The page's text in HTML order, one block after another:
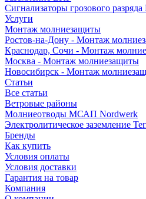
Сигнализаторы грозового
Услуги
Монтаж молниезащиты
Ростов-на-Дону - Монтаж
Краснодар, Сочи - Монтаж
Москва - Монтаж молниезащиты
Новосибирск - Монтаж
Статьи
Все статьи
Ветровые районы
Молниеотводы МСАП Nordwerk
Электролитическое заземление
Бренды
Как купить
Условия оплаты
Условия доставки
Гарантия на товар
Компания